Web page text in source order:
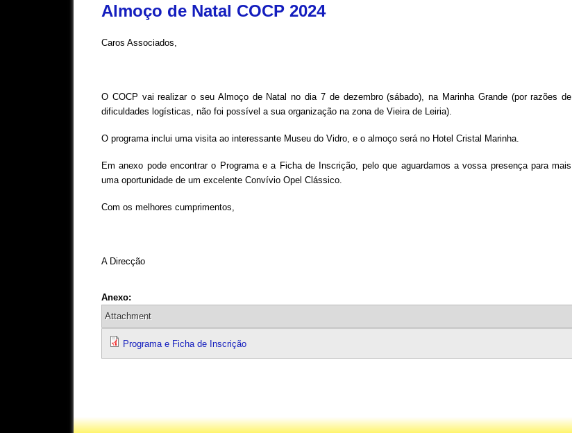
Almoço de Natal COCP 2024
Caros Associados,
O COCP vai realizar o seu Almoço de Natal no dia 7 de dezembro (sábado), na Marinha Grande (por razões de
dificuldades logísticas, não foi possível a sua organização na zona de Vieira de Leiria).
O programa inclui uma visita ao interessante Museu do Vidro, e o almoço será no Hotel Cristal Marinha.
Em anexo pode encontrar o Programa e a Ficha de Inscrição, pelo que aguardamos a vossa presença para mais
uma oportunidade de um excelente Convívio Opel Clássico.
Com os melhores cumprimentos,
A Direcção
Anexo:
Attachment
Programa e Ficha de Inscrição